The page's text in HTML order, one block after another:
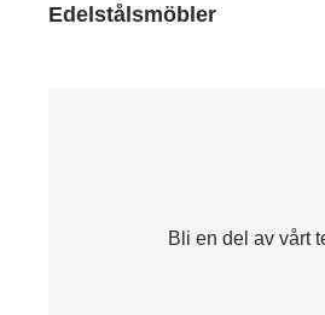
Edelstålsmöbler
Bli en del av vårt